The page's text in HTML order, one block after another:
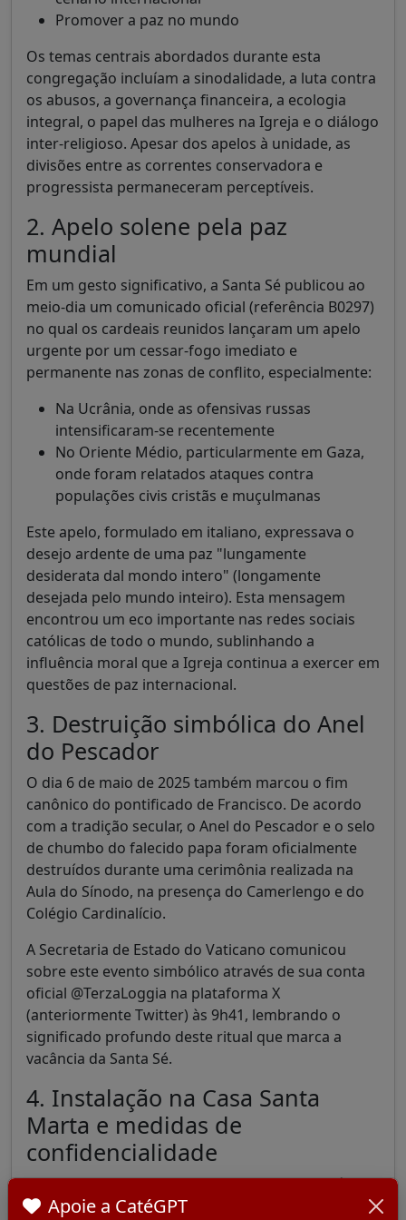
Promover a paz no mundo
Os temas centrais abordados durante esta
congregação incluíam a sinodalidade, a luta contra
os abusos, a governança financeira, a ecologia
integral, o papel das mulheres na Igreja e o diálogo
inter-religioso. Apesar dos apelos à unidade, as
divisões entre as correntes conservadora e
progressista permaneceram perceptíveis.
2. Apelo solene pela paz
mundial
Em um gesto significativo, a Santa Sé publicou ao
meio-dia um comunicado oficial (referência B0297)
no qual os cardeais reunidos lançaram um apelo
urgente por um cessar-fogo imediato e
permanente nas zonas de conflito, especialmente:
Na Ucrânia, onde as ofensivas russas
intensificaram-se recentemente
No Oriente Médio, particularmente em Gaza,
onde foram relatados ataques contra
populações civis cristãs e muçulmanas
Este apelo, formulado em italiano, expressava o
desejo ardente de uma paz "lungamente
desiderata dal mondo intero" (longamente
desejada pelo mundo inteiro). Esta mensagem
encontrou um eco importante nas redes sociais
católicas de todo o mundo, sublinhando a
influência moral que a Igreja continua a exercer em
questões de paz internacional.
3. Destruição simbólica do Anel
do Pescador
O dia 6 de maio de 2025 também marcou o fim
canônico do pontificado de Francisco. De acordo
com a tradição secular, o Anel do Pescador e o selo
de chumbo do falecido papa foram oficialmente
destruídos durante uma cerimônia realizada na
Aula do Sínodo, na presença do Camerlengo e do
Colégio Cardinalício.
A Secretaria de Estado do Vaticano comunicou
sobre este evento simbólico através de sua conta
oficial @TerzaLoggia na plataforma X
(anteriormente Twitter) às 9h41, lembrando o
significado profundo deste ritual que marca a
vacância da Santa Sé.
4. Instalação na Casa Santa
Marta e medidas de
confidencialidade
Em preparação para o conclave que começará no
dia seguinte, os 133 cardeais eleitores foram
Apoie a CatéGPT